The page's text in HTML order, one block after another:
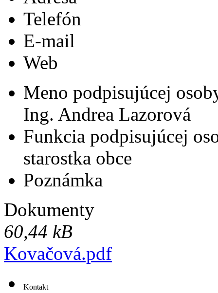
Telefón
E-mail
Web
Meno podpisujúcej
Ing. Andrea Lazorová
Funkcia podpisujúcej
starostka obce
Poznámka
Dokumenty
60,44 kB
Kovačová.pdf
Kontakt